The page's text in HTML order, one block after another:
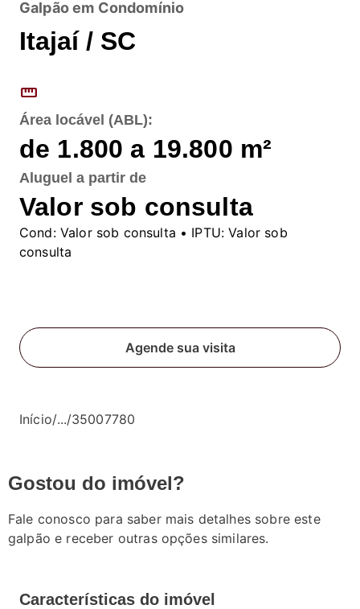
Galpão em Condomínio
Itajaí / SC
straighten
Área locável (ABL):
de 1.800 a 19.800 m²
Aluguel a partir de
Valor sob consulta
Cond:Valor sob consulta • IPTU: Valor sob
consulta
Agende sua visita
Início/.../35007780
Gostou do imóvel?
Fale conosco para saber mais detalhes sobre este
galpão e receber outras opções similares.
Características do imóvel